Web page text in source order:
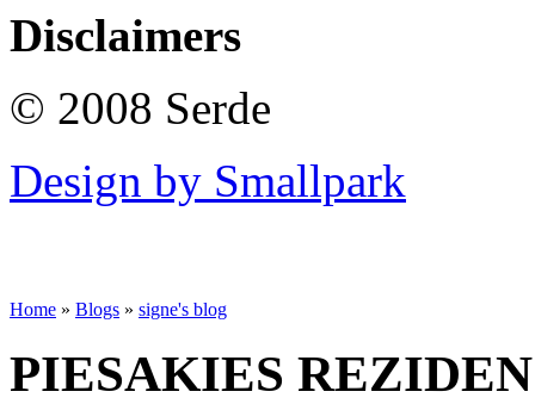
Disclaimers
© 2008 Serde
Design by Smallpark
Home » Blogs » signe's blog
PIESAKIES